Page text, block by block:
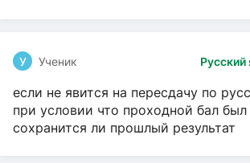
Русский
У Ученик
если не явится на пересдачу по
при условии что проходной бал
сохранится ли прошлый результат